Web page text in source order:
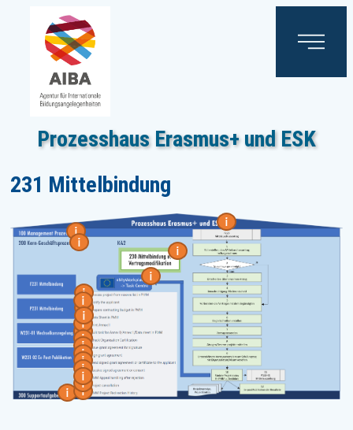
Prozesshaus Erasmus+ und ESK
231 Mittelbindung